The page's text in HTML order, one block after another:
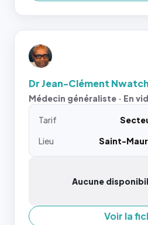
Dr Jean-Clément
Médecin généraliste · En
Tarif
Lieu
Saint-
Aucune
Voir la